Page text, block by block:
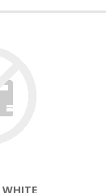
WHITE